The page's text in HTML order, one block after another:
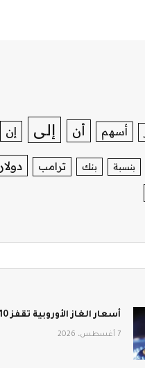
أسهم أن إلى إن
بنسبة بنك ترامب دولار
أسعار الغاز الأوروبية تقفز 10% لتصل إلى 688 دولار لكل ألف متر مكعب
7 أغسطس، 2026